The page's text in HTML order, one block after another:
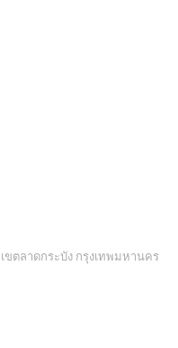
ขตลาดกระบัง กรุงเทพมหานคร